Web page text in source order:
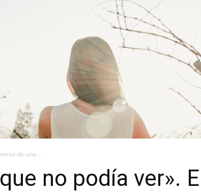
de una...
no podía ver».